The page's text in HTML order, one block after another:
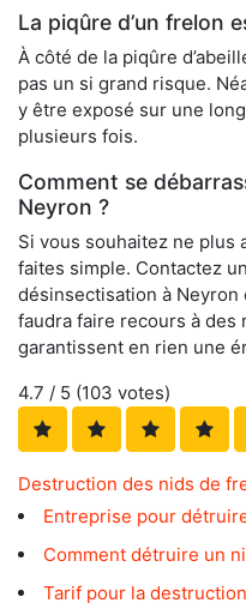
La piqûre d’un frelon
À côté de la piqûre
pas un si grand risque.
y être exposé sur une
plusieurs fois.
Comment se
Neyron ?
Si vous souhaitez ne plus
faites simple. Contactez
désinsectisation à
faudra faire recours à des
garantissent en rien une
4.7 / 5 (103 votes)
Destruction des nids de
Entreprise pour
Comment détruire un
Tarif pour la